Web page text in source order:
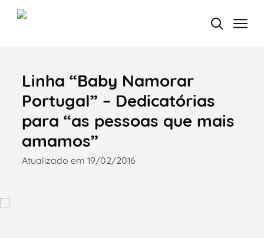
Termo de Pesquisa
Categorias gerais
Linha “Baby Namorar
Portugal” – Dedicatórias
para “as pessoas que mais
amamos”
Atualizado em 19/02/2016